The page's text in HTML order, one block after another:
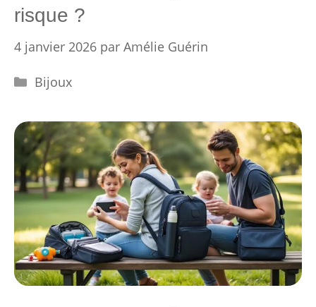
risque ?
4 janvier 2026 par Amélie Guérin
Catégories
Bijoux